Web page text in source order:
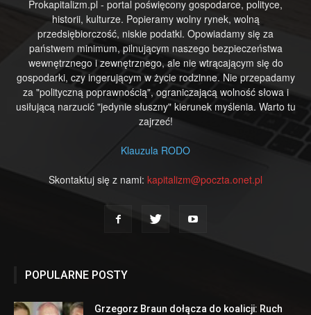
Prokapitalizm.pl - portal poświęcony gospodarce, polityce,
historii, kulturze. Popieramy wolny rynek, wolną
przedsiębiorczość, niskie podatki. Opowiadamy się za
państwem minimum, pilnującym naszego bezpieczeństwa
wewnętrznego i zewnętrznego, ale nie wtrącającym się do
gospodarki, czy ingerującym w życie rodzinne. Nie przepadamy
za "polityczną poprawnością", ograniczającą wolność słowa i
usiłującą narzucić "jedynie słuszny" kierunek myślenia. Warto tu
zajrzeć!
Klauzula RODO
Skontaktuj się z nami: kapitalizm@poczta.onet.pl
POPULARNE POSTY
Grzegorz Braun dołącza do koalicji: Ruch